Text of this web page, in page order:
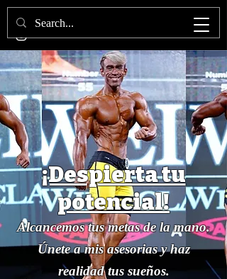
¡Despierta tu
potencial!
Alcancemos tus metas de la mano.
Únete a mis asesorias y haz
realidad tus sueños.